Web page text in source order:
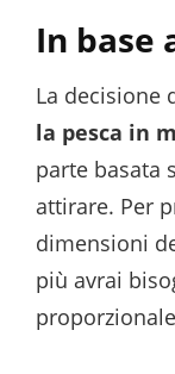
In base
La decisione
la pesca in
parte basata
attirare. Per
dimensioni
più avrai